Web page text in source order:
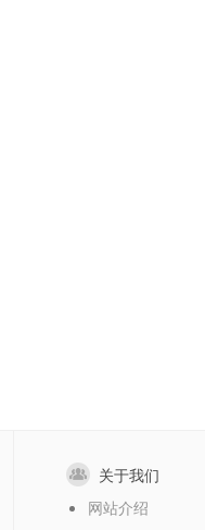
关于我们
网站介绍